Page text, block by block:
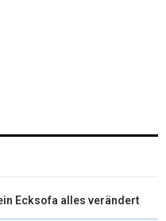
Ecksofa alles verändert